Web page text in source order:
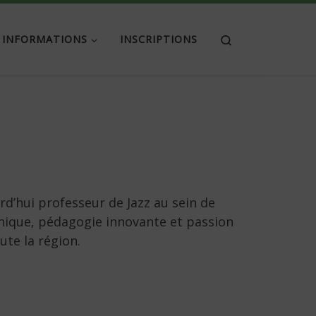
INFORMATIONS INSCRIPTIONS
professeur de Jazz au sein de
pédagogie innovante et passion
la région.